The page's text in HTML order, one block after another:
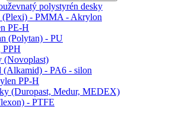
polystyrén desky
(Plexi) - PMMA - Akrylon
PE-H
(Polytan) - PU
PPH
(Novoplast)
(Alkamid) - PA6 - silon
PP-H
(Duropast, Medur, MEDEX)
- PTFE